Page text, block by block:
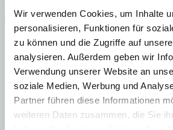
Wir verwenden Cookies, um Inhalte
personalisieren, Funktionen für
zu können und die Zugriffe auf
analysieren. Außerdem geben wir
Verwendung unserer Website an
soziale Medien, Werbung und
Partner führen diese Informationen
weiteren Daten zusammen, die Sie
Ref : 26922
Immobilie anzeigen
Schlafzimmer 6 Badezimmer 7 Grundstück
Fläche 628 m²
Schlafzimmer
Badezimmer Grundstück
Fläche 628 m² Baujahr 2011